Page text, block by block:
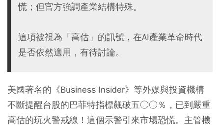
慌；但官方強調產業結構特殊。
這項被視為「高估」的訊號，在AI產業革命時代
是否依然適用，有待討論。
美國著名的《Business Insider》等外媒與投資機構
不斷提醒台股的巴菲特指標飆破五○○％，已到嚴重
高估的玩火警戒線！這個示警引來市場恐慌。主管機